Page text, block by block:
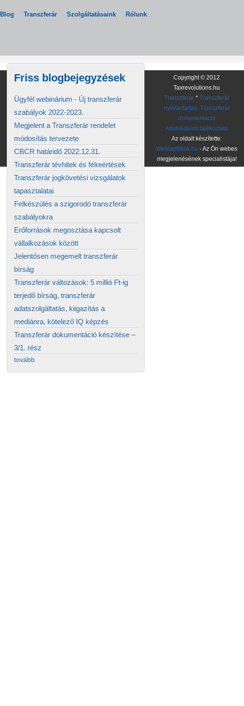
Blog Transzferár Szolgáltatásaink Rólunk
Friss blogbejegyzések
Ügyfél webinárium - Új transzferár
szabályok 2022-2023.
Megjelent a Transzferár rendelet
módosítás tervezete
CBCR határidő 2022.12.31.
Transzferár tévhitek és félreértések
Transzferár jogkövetési vizsgálatok
tapasztalatai
Felkészülés a szigorodó transzferár
szabályokra
Erőforrások megosztása kapcsolt
vállalkozások között
Jelentősen megemelt transzferár
bírság
Transzferár változások: 5 millió Ft-ig
terjedő bírság, transzferár
adatszolgáltatás, kiigazítás a
mediánra, kötelező IQ képzés
Transzferár dokumentáció készítése –
3/1. rész
tovább
Copyright © 2012
Taxrevolutions.hu
Transzferár* Transzferár
nyilvántartás, Transzferár
dokumentáció
Adatvédelmi tájékoztató
Az oldalt készítette:
Weblaptitkok.hu - Az Ön webes
megjelenésének specialistája!